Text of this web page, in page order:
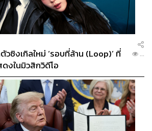
วซิงเกิลใหม่ ‘รอบที่ล้าน (Loop)’ ที่
ดงในมิวสิกวิดีโอ
...